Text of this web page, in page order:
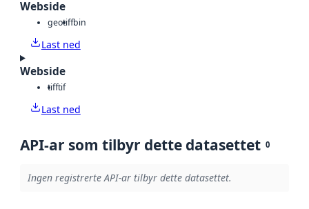
Webside
geotiffbin
Last ned
Webside
tifftif
Last ned
API-ar som tilbyr dette datasettet 0
Ingen registrerte API-ar tilbyr dette datasettet.